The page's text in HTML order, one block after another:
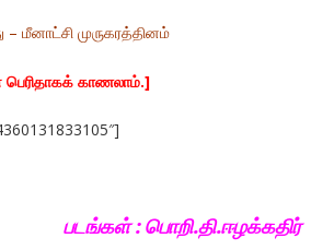
– மீனாட்சி முருகரத்தினம்
காணலாம்.]
படங்கள் : பொறி.தி.ஈழக்கதிர்